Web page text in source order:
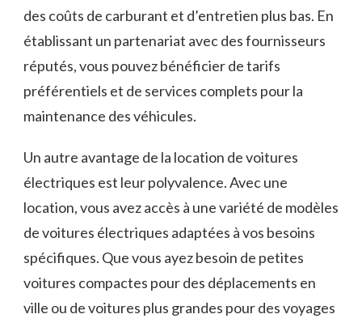
des‍ coûts de carburant et d’entretien plus bas. En
⁣établissant un ⁢partenariat avec des fournisseurs
réputés, vous pouvez ‍bénéficier de‌ tarifs⁢
préférentiels et de services complets pour la
maintenance des véhicules.
Un ⁤autre avantage de la location de voitures
électriques est leur polyvalence. ‍Avec une⁤
location, vous avez accès à une ‍variété de modèles
de voitures électriques adaptées​ à vos besoins
spécifiques. Que⁤ vous ayez besoin de petites
voitures compactes⁤ pour des‌ déplacements en‌
ville ou de voitures ‍plus grandes pour des voyages